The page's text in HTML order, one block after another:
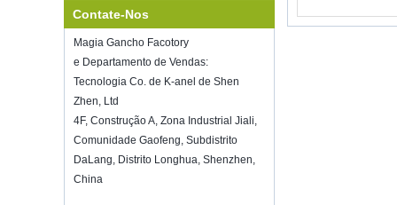
8 alimentado.2022. Para mais
contato com Wendy.E-mail:
sales5@kring.com Tel / WhatsApp: +8
...
Hot selling products
Hot selling products :portable mini
version with theautomatically vacuum
sensor...
Contate-Nos
Magia Gancho Facotory
e Departamento de Vendas:
Tecnologia Co. de K-anel de Shen
Zhen, Ltd
4F, Construção A, Zona Industrial Jiali,
Comunidade Gaofeng, Subdistrito
DaLang, Distrito Longhua, Shenzhen,
China